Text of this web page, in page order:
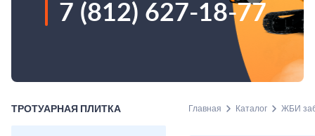
7 (812) 627-18-77
ТРОТУАРНАЯ ПЛИТКА Главная Каталог ЖБИ